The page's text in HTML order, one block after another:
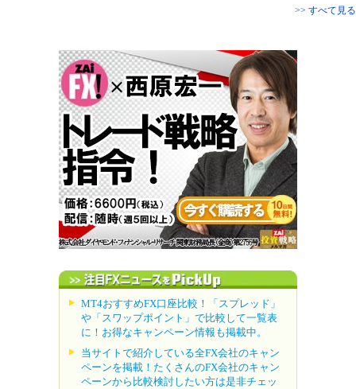
>> すべて見る
MT4おすすめFX口座比較！「スプレッド」
や「スワップポイント」で比較して一覧表
に！お得なキャンペーン情報も掲載中。
当サイトで紹介している全FX会社のキャン
ペーンを掲載！たくさんのFX会社のキャン
ペーンから比較検討したい方は是非チェッ